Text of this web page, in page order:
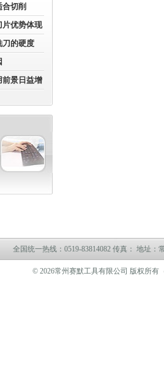
切削
片优势体现
刀的硬度
前景日益增
全国统一热线：0519-83814082 传真： 地址：
© 2026常州赛默工具有限公司 版权所有